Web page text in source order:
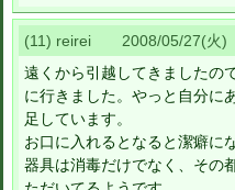
(11) reirei 2008/05/27(火)
遠くから引越してきましたの
に行きました。やっと自分に
足しています。
お口に入れるとなると潔癖に
器具は消毒だけでなく、その